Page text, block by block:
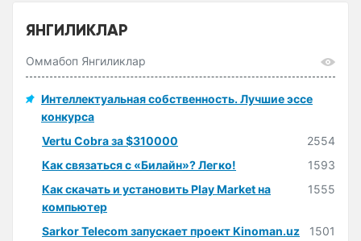
ЯНГИЛИКЛАР
Оммабоп Янгиликлар
Интеллектуальная собственность. Лучшие эссе
конкурса
Vertu Cobra за $310000
2554
Как связаться с «Билайн»? Легко!
1593
Как скачать и установить Play Market на
компьютер
1555
Sarkor Telecom запускает проект Kinoman.uz
1501